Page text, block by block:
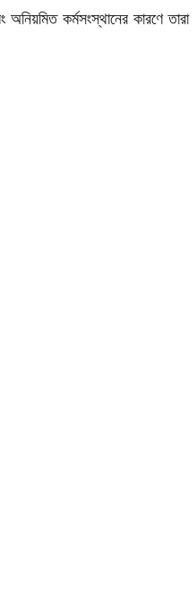
কর্মসংস্থানের কারণে তারা